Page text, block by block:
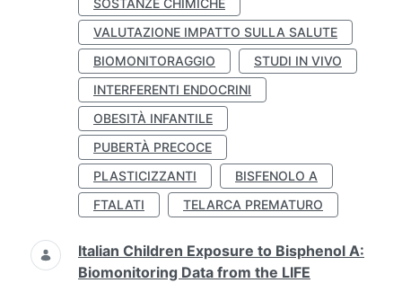
SOSTANZE CHIMICHE
VALUTAZIONE IMPATTO SULLA SALUTE
BIOMONITORAGGIO
STUDI IN VIVO
INTERFERENTI ENDOCRINI
OBESITÀ INFANTILE
PUBERTÀ PRECOCE
PLASTICIZZANTI
BISFENOLO A
FTALATI
TELARCA PREMATURO
Italian Children Exposure to Bisphenol A:
Biomonitoring Data from the LIFE